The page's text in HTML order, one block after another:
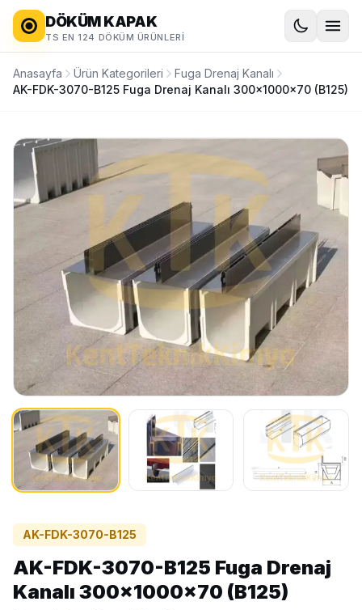
DÖKÜM KAPAK
TS EN 124 DÖKÜM ÜRÜNLERI
Anasayfa Ürün Kategorileri
Fuga Drenaj Kanalı
AK-FDK-3070-B125 Fuga Drenaj Kanalı 300x1000x70 (B125)
AK-FDK-3070-B125
AK-FDK-3070-B125 Fuga Drenaj
Kanalı 300x1000x70 (B125)